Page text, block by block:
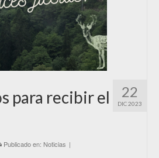
22
DIC 2023
para recibir el
Publicado en: Noticias |